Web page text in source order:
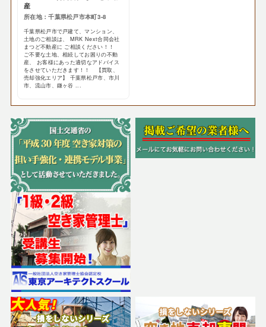
産
所在地：千葉県松戸市本町3-8
千葉県松戸市で戸建て、マンション、
土地のご相談は、 MRK Next合同会社
まつど不動産に ご相談ください！！
ご不要な土地、相続してお困りの不動
産、 お客様にあった適切なアドバイス
をさせていただきます！！ 【買取、
売却強化エリア】 千葉県松戸市、市川
市、流山市、鎌ヶ谷 ...